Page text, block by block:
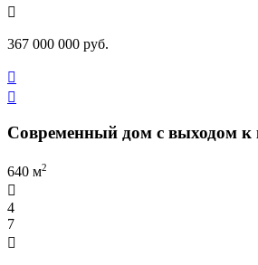

367 000 000 руб.


Современный дом с выходом к
640 м2

4
7
